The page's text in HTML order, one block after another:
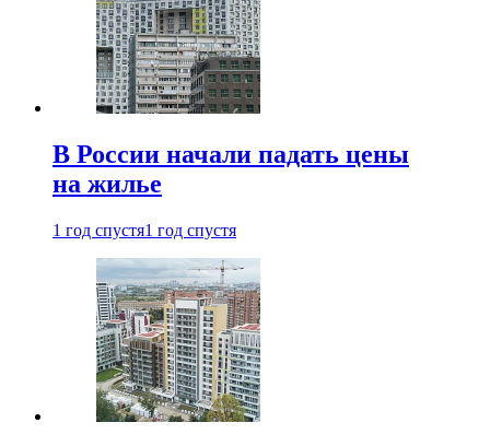
В России начали падать цены
на жилье
1 год спустя1 год спустя